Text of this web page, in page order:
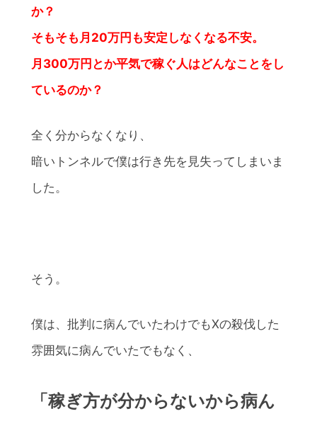
か？
そもそも月20万円も安定しなくなる不安。
月300万円とか平気で稼ぐ人はどんなことをし
ているのか？
全く分からなくなり、
暗いトンネルで僕は行き先を見失ってしまいま
した。
そう。
僕は、批判に病んでいたわけでもXの殺伐した
雰囲気に病んでいたでもなく、
「稼ぎ方が分からないから病ん